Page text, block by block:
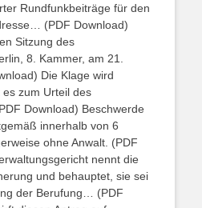
Rundfunkbeiträge für den
(PDF Download)
Sitzung des
8. Kammer, am 21.
Die Klage wird
zum Urteil des
Download) Beschwerde
innerhalb von 6
ohne Anwalt. (PDF
nennt die
und behauptet, sie sei
der Berufung… (PDF